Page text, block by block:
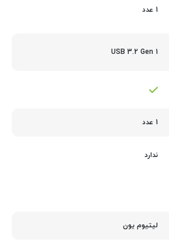
1 عدد
USB 3.2 Gen 1
1 عدد
ندارد
لیتیوم یون